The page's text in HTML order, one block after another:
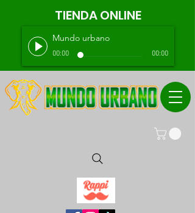
TIENDA ONLINE
Mundo urbano
00:00 00:00